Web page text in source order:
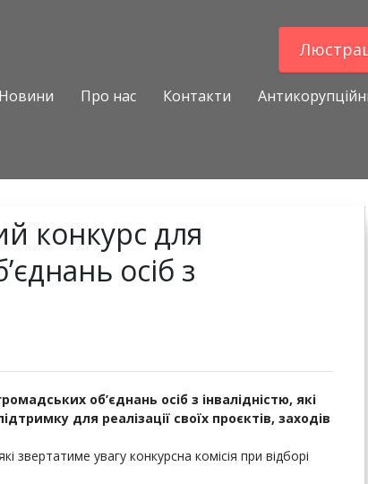
Новини Про нас Контакти
конкурс для
осіб з
об’єднань осіб з інвалідністю, які
для реалізації своїх проєктів, заходів
звертатиме увагу конкурсна комісія при відборі